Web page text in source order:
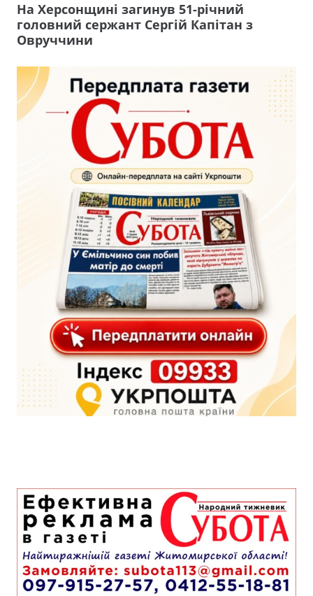
На Херсонщині загинув 51-річний
головний сержант Сергій Капітан з
Овруччини